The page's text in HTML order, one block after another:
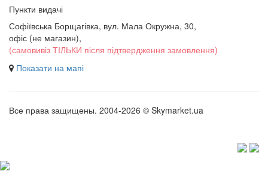
Пункти видачі
Софіївська Борщагівка, вул. Мала Окружна, 30,
офіс (не магазин),
(самовивіз ТІЛЬКИ після підтвердження замовлення)
Показати на мапі
Все права защищены. 2004-2026 © Skymarket.ua